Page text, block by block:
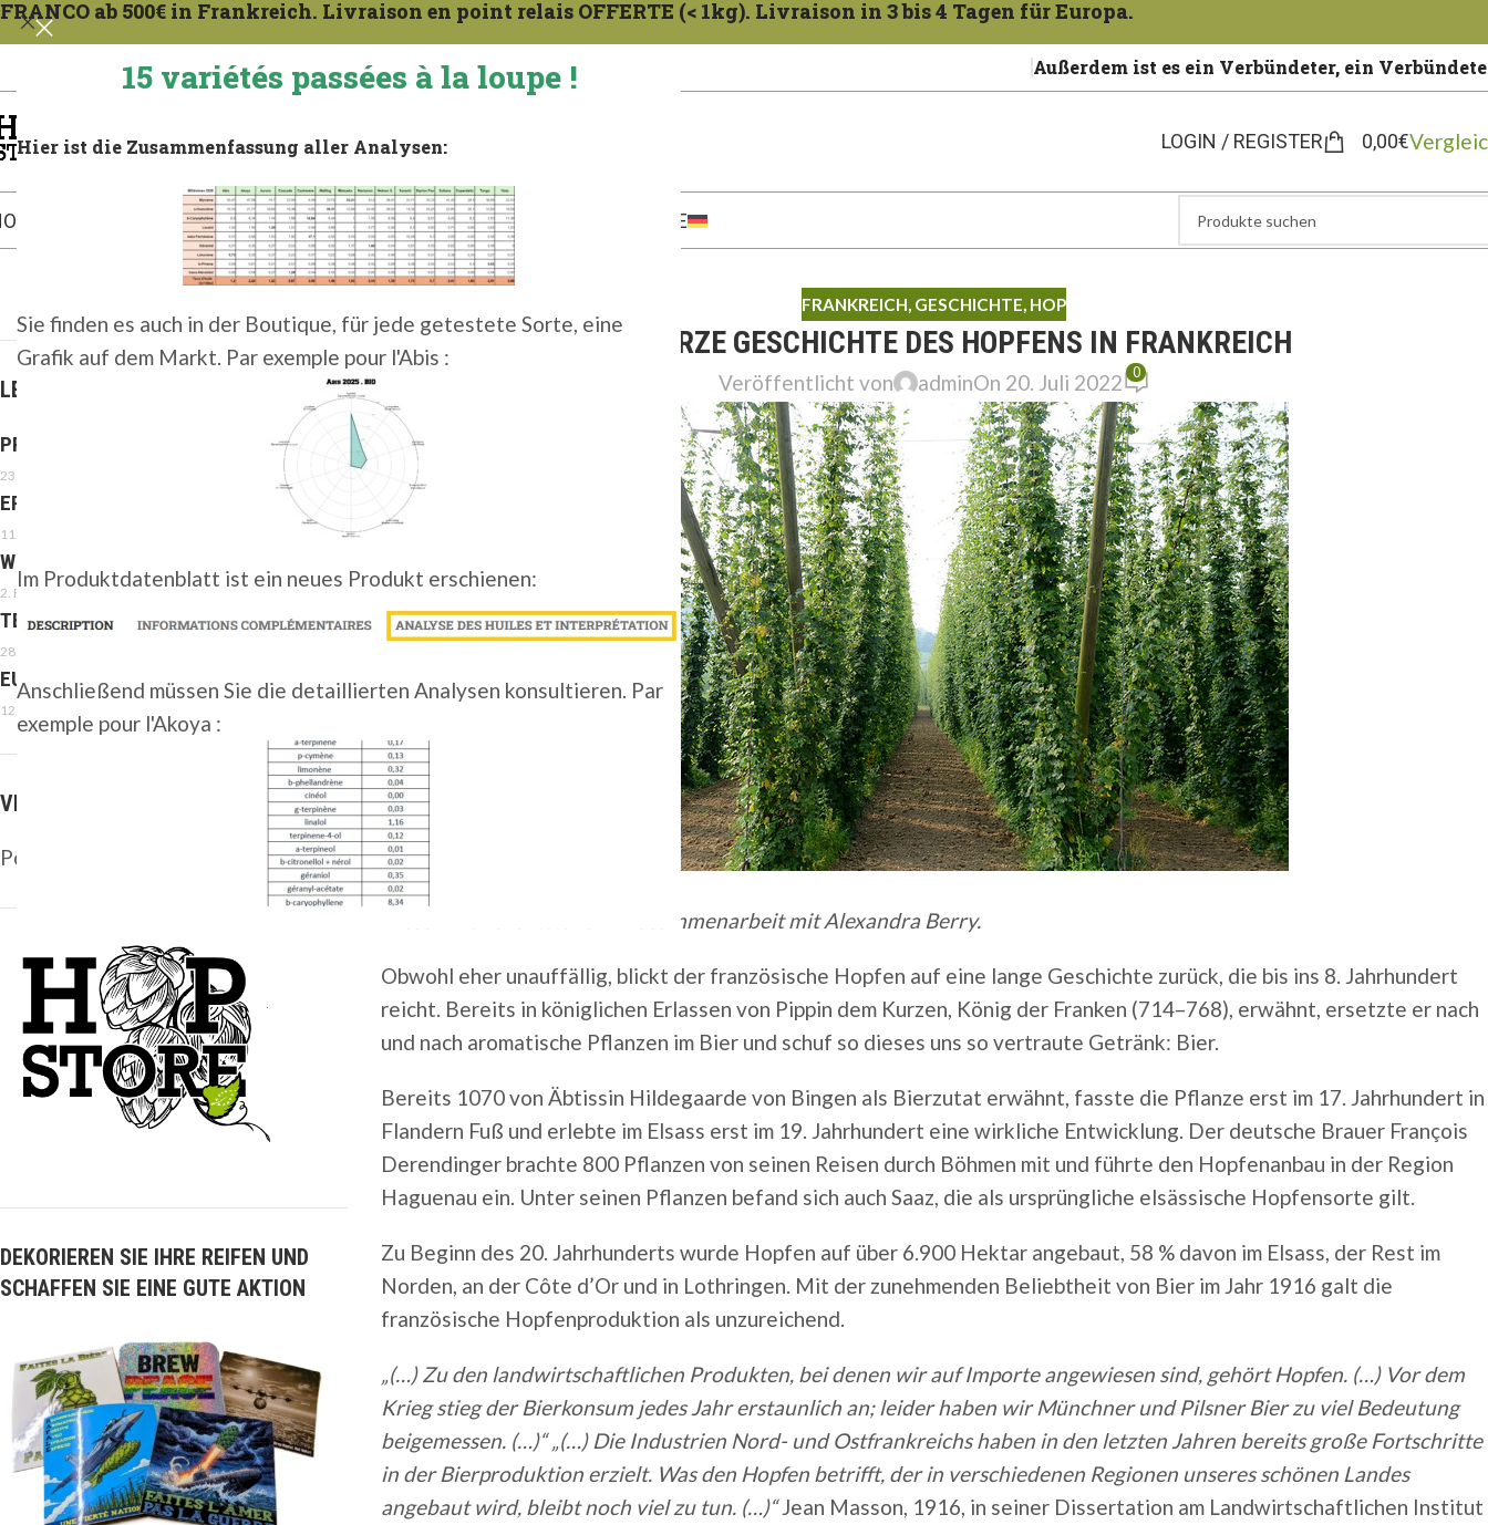
15 variétés passées à la loupe !
Hier ist die Zusammenfassung aller Analysen:
Sie finden es auch in der Boutique, für jede getestete Sorte, eine
Grafik auf dem Markt. Par exemple pour l'Abis :
Im Produktdatenblatt ist ein neues Produkt erschienen:
Anschließend müssen Sie die detaillierten Analysen konsultieren. Par
exemple pour l'Akoya :
FRANCO ab 500€ in Frankreich. Livraison en point relais OFFERTE (< 1kg). Livraison in 3 bis 4 Tagen für Europa.
Außerdem ist es ein Verbündeter, ein
Die große Auswahl an Bio-Houblons im Internet. LOGIN / REGISTER 0,00€
IM LAGER DER BLOGGESCHÄFTSBEDINGUNGENKONTAKT ZERTIFIKATE
LETZTER ARTIKEL
PROSULFOCARB: VORSICHT, GEFAHR!
23. Februar 2026
ERZEUGT BITTERKEIT, NICHT KRIEG.
11. Februar 2026
WILLKOMMEN IM JAHR 2026
2. Februar 2026
TETTNANG
28. Januar 2026
EU-MERCOSUR-HANDELSABKOMMEN
12. Januar 2026
VERTRÄGE
Pour les contrats
DEKORIEREN SIE IHRE REIFEN UND
SCHAFFEN SIE EINE GUTE AKTION
FRANKREICH, GESCHICHTE, HOP
EINE KURZE GESCHICHTE DES HOPFENS IN FRANKREICH
Veröffentlicht von adminOn 20. Juli 2022 0
Dieser Artikel entstand in Zusammenarbeit mit Alexandra Berry.
Obwohl eher unauffällig, blickt der französische Hopfen auf eine lange Geschichte zurück, die bis ins 8. Jahrhundert
reicht. Bereits in königlichen Erlassen von Pippin dem Kurzen, König der Franken (714–768), erwähnt, ersetzte er nach
und nach aromatische Pflanzen im Bier und schuf so dieses uns so vertraute Getränk: Bier.
Bereits 1070 von Äbtissin Hildegaarde von Bingen als Bierzutat erwähnt, fasste die Pflanze erst im 17. Jahrhundert in
Flandern Fuß und erlebte im Elsass erst im 19. Jahrhundert eine wirkliche Entwicklung. Der deutsche Brauer François
Derendinger brachte 800 Pflanzen von seinen Reisen durch Böhmen mit und führte den Hopfenanbau in der Region
Haguenau ein. Unter seinen Pflanzen befand sich auch Saaz, die als ursprüngliche elsässische Hopfensorte gilt.
Zu Beginn des 20. Jahrhunderts wurde Hopfen auf über 6.900 Hektar angebaut, 58 % davon im Elsass, der Rest im
Norden, an der Côte d’Or und in Lothringen. Mit der zunehmenden Beliebtheit von Bier im Jahr 1916 galt die
französische Hopfenproduktion als unzureichend.
„(…) Zu den landwirtschaftlichen Produkten, bei denen wir auf Importe angewiesen sind, gehört Hopfen. (…) Vor dem
Krieg stieg der Bierkonsum jedes Jahr erstaunlich an; leider haben wir Münchner und Pilsner Bier zu viel Bedeutung
beigemessen. (…)“ „(…) Die Industrien Nord- und Ostfrankreichs haben in den letzten Jahren bereits große Fortschritte
in der Bierproduktion erzielt. Was den Hopfen betrifft, der in verschiedenen Regionen unseres schönen Landes
angebaut wird, bleibt noch viel zu tun. (…)“Jean Masson, 1916, in seiner Dissertation am Landwirtschaftlichen Institut